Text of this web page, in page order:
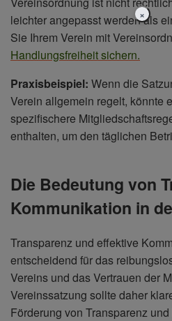
leichter angepasst werden als
Sie Ihrem Verein mit
Handlungsfreiheit sichern.
Praxisbeispiel: Wenn die
Verein allgemein regelt, könnte
spezifischere
enthalten, um den täglichen
Die Bedeutung von
Kommunikation in
Transparenz und effektive
entscheidend für das
Vereins und das Vertrauen der
Vereinssatzung sollte daher
Förderung von Transparenz
×